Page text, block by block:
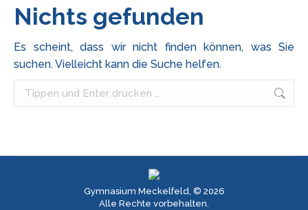
Nichts gefunden
Es scheint, dass wir nicht finden können, was Sie
suchen. Vielleicht kann die Suche helfen.
Search:
Gymnasium Meckelfeld, © 2026
Alle Rechte vorbehalten.